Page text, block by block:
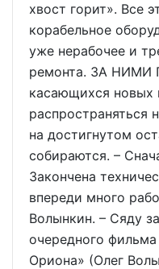
хвост горит». Все
корабельное
уже нерабочее и
ремонта. ЗА НИМИ
касающихся новых
распространяться
на достигнутом
собираются. –
Закончена
впереди много
Волынкин. – Сяду
очередного
Ориона» (Олег